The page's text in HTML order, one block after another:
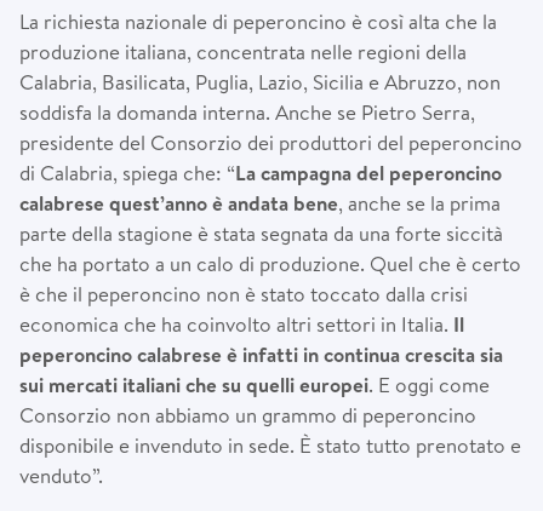
La richiesta nazionale di peperoncino è così alta che la
produzione italiana, concentrata nelle regioni della
Calabria, Basilicata, Puglia, Lazio, Sicilia e Abruzzo, non
soddisfa la domanda interna. Anche se Pietro Serra,
presidente del Consorzio dei produttori del peperoncino
di Calabria, spiega che: “La campagna del peperoncino
calabrese quest’annoè andata bene, anche se la prima
parte della stagione è stata segnata da una forte siccità
che ha portato a un calo di produzione. Quel che è certo
è che il peperoncino non è stato toccato dalla crisi
economica che ha coinvolto altri settori in Italia. Il
peperoncino calabrese è infatti in continua crescita sia
sui mercati italiani che su quelli europei. E oggi come
Consorzio non abbiamo un grammo di peperoncino
disponibile e invenduto in sede. È stato tutto prenotato e
venduto”.